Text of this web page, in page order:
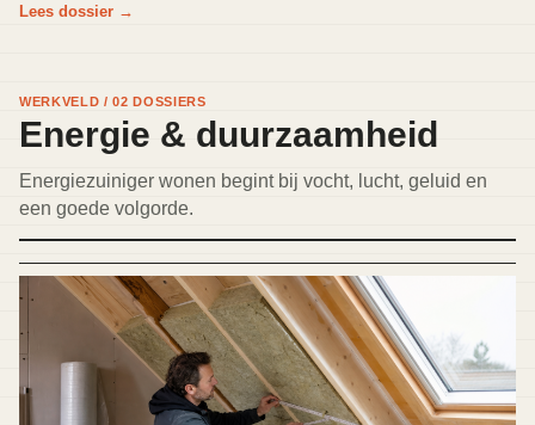
Lees dossier →
WERKVELD / 02 DOSSIERS
Energie & duurzaamheid
Energiezuiniger wonen begint bij vocht, lucht, geluid en
een goede volgorde.